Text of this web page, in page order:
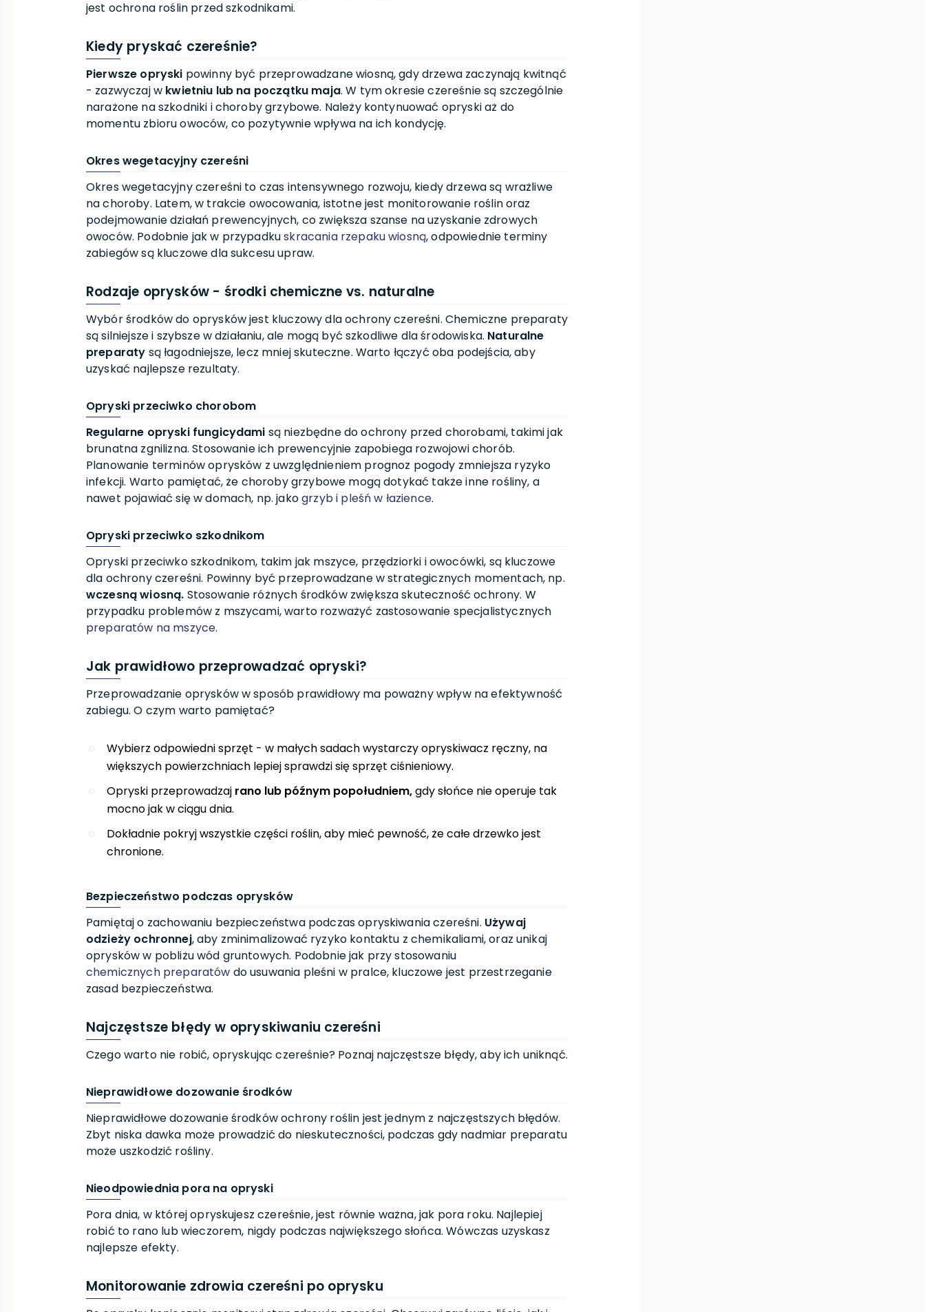
jest ochrona roślin przed szkodnikami.
Kiedy pryskać czereśnie?
Pierwsze opryski powinny być przeprowadzane wiosną, gdy drzewa zaczynają kwitnąć
- zazwyczaj w kwietniu lub na początku maja. W tym okresie czereśnie są szczególnie
narażone na szkodniki i choroby grzybowe. Należy kontynuować opryski aż do
momentu zbioru owoców, co pozytywnie wpływa na ich kondycję.
Okres wegetacyjny czereśni
Okres wegetacyjny czereśni to czas intensywnego rozwoju, kiedy drzewa są wrażliwe
na choroby. Latem, w trakcie owocowania, istotne jest monitorowanie roślin oraz
podejmowanie działań prewencyjnych, co zwiększa szanse na uzyskanie zdrowych
owoców. Podobnie jak w przypadkuskracania rzepaku wiosną, odpowiednie terminy
zabiegów są kluczowe dla sukcesu upraw.
Rodzaje oprysków - środki chemiczne vs. naturalne
Wybór środków do oprysków jest kluczowy dla ochrony czereśni. Chemiczne preparaty
są silniejsze i szybsze w działaniu, ale mogą być szkodliwe dla środowiska. Naturalne
preparaty są łagodniejsze, lecz mniej skuteczne. Warto łączyć oba podejścia, aby
uzyskać najlepsze rezultaty.
Opryski przeciwko chorobom
Regularne opryski fungicydami są niezbędne do ochrony przed chorobami, takimi jak
brunatna zgnilizna. Stosowanie ich prewencyjnie zapobiega rozwojowi chorób.
Planowanie terminów oprysków z uwzględnieniem prognoz pogody zmniejsza ryzyko
infekcji. Warto pamiętać, że choroby grzybowe mogą dotykać także inne rośliny, a
nawet pojawiać się w domach, np. jakogrzyb i pleśń w łazience.
Opryski przeciwko szkodnikom
Opryski przeciwko szkodnikom, takim jak mszyce, przędziorki i owocówki, są kluczowe
dla ochrony czereśni. Powinny być przeprowadzane w strategicznych momentach, np.
wczesną wiosną. Stosowanie różnych środków zwiększa skuteczność ochrony. W
przypadku problemów z mszycami, warto rozważyć zastosowanie specjalistycznych
preparatów na mszyce.
Jak prawidłowo przeprowadzać opryski?
Przeprowadzanie oprysków w sposób prawidłowy ma poważny wpływ na efektywność
zabiegu. O czym warto pamiętać?
Wybierz odpowiedni sprzęt - w małych sadach wystarczy opryskiwacz ręczny, na
większych powierzchniach lepiej sprawdzi się sprzęt ciśnieniowy.
Opryski przeprowadzaj rano lub późnym popołudniem,gdy słońce nie operuje tak
mocno jak w ciągu dnia.
Dokładnie pokryj wszystkie części roślin, aby mieć pewność, że całe drzewko jest
chronione.
Bezpieczeństwo podczas oprysków
Pamiętaj o zachowaniu bezpieczeństwa podczas opryskiwania czereśni. Używaj
odzieży ochronnej, aby zminimalizować ryzyko kontaktu z chemikaliami, oraz unikaj
oprysków w pobliżu wód gruntowych. Podobnie jak przy stosowaniu
chemicznych preparatów do usuwania pleśni w pralce, kluczowe jest przestrzeganie
zasad bezpieczeństwa.
Najczęstsze błędy w opryskiwaniu czereśni
Czego warto nie robić, opryskując czereśnie? Poznaj najczęstsze błędy, aby ich uniknąć.
Nieprawidłowe dozowanie środków
Nieprawidłowe dozowanie środków ochrony roślin jest jednym z najczęstszych błędów.
Zbyt niska dawka może prowadzić do nieskuteczności, podczas gdy nadmiar preparatu
może uszkodzić rośliny.
Nieodpowiednia pora na opryski
Pora dnia, w której opryskujesz czereśnie, jest równie ważna, jak pora roku. Najlepiej
robić to rano lub wieczorem, nigdy podczas największego słońca. Wówczas uzyskasz
najlepsze efekty.
Monitorowanie zdrowia czereśni po oprysku